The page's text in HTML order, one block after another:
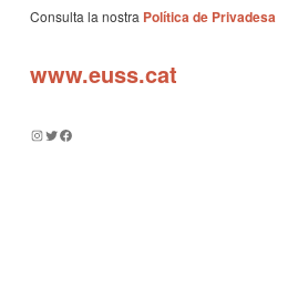
Consulta la nostra Política de Privadesa
www.euss.cat
Instagram
TwitterFacebook